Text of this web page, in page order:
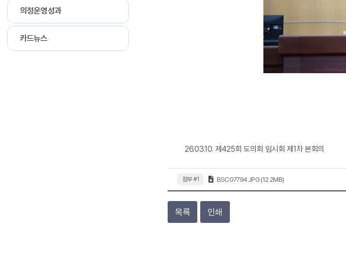
의정운영성과
카드뉴스
26.03.10. 제425회 도의회 임시회 제1차 본회의
첨부 #1 BSC07794.JPG (12.2MB)
목록 인쇄